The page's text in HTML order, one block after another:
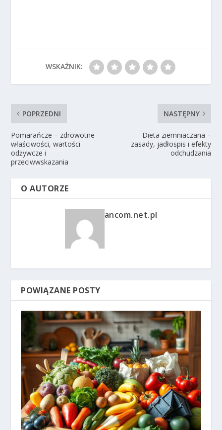
WSKAŹNIK:
POPRZEDNI
Pomarańcze – zdrowotne
właściwości, wartości
odżywcze i
przeciwwskazania
NASTĘPNY
Dieta ziemniaczana –
zasady, jadłospis i efekty
odchudzania
O AUTORZE
ancom.net.pl
POWIĄZANE POSTY